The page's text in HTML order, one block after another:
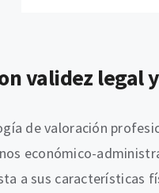
validez legal
de valoración
económico-
a sus características